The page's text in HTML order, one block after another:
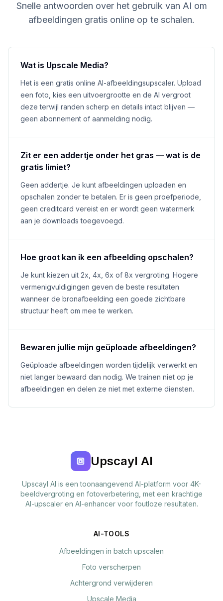
Snelle antwoorden over het gebruik van AI om
afbeeldingen gratis online op te schalen.
Wat is Upscale Media?
Het is een gratis online AI-afbeeldingsupscaler. Upload
een foto, kies een uitvoergrootte en de AI vergroot
deze terwijl randen scherp en details intact blijven —
geen abonnement of aanmelding nodig.
Zit er een addertje onder het gras — wat is de
gratis limiet?
Geen addertje. Je kunt afbeeldingen uploaden en
opschalen zonder te betalen. Er is geen proefperiode,
geen creditcard vereist en er wordt geen watermerk
aan je downloads toegevoegd.
Hoe groot kan ik een afbeelding opschalen?
Je kunt kiezen uit 2x, 4x, 6x of 8x vergroting. Hogere
vermenigvuldigingen geven de beste resultaten
wanneer de bronafbeelding een goede zichtbare
structuur heeft om mee te werken.
Bewaren jullie mijn geüploade afbeeldingen?
Geüploade afbeeldingen worden tijdelijk verwerkt en
niet langer bewaard dan nodig. We trainen niet op je
afbeeldingen en delen ze niet met externe diensten.
Upscayl AI
Upscayl AI is een toonaangevend AI-platform voor 4K-
beeldvergroting en fotoverbetering, met een krachtige
AI-upscaler en AI-enhancer voor foutloze resultaten.
AI-TOOLS
Afbeeldingen in batch upscalen
Foto verscherpen
Achtergrond verwijderen
Upscale Media